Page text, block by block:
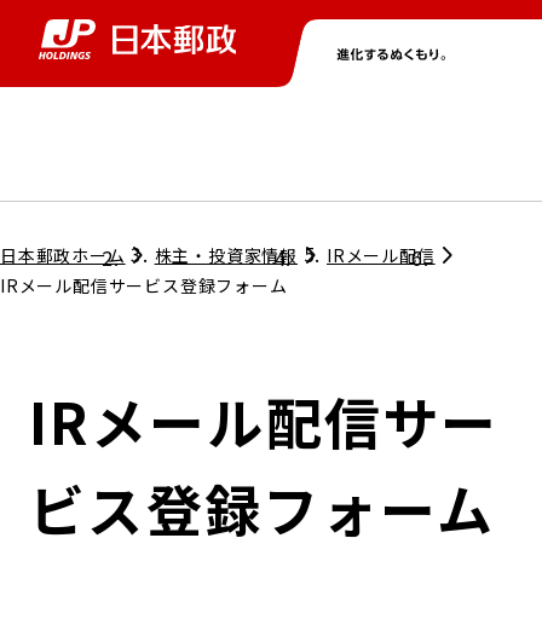
グループ情報トップ
コンプライアンス
ガバナンス
株主・投資家情報トップ
個人投資家のみなさまへ
株式情報
ニューストップ
サステナビリティトップ
担当役員メッセージ
サステナビリティマネジメント
採用情報トップ
日本郵政ホーム 株主・投資家情報
IRメール配信
IRメール配信サービス登録フォーム
IRメール配信サー
ビス登録フォーム